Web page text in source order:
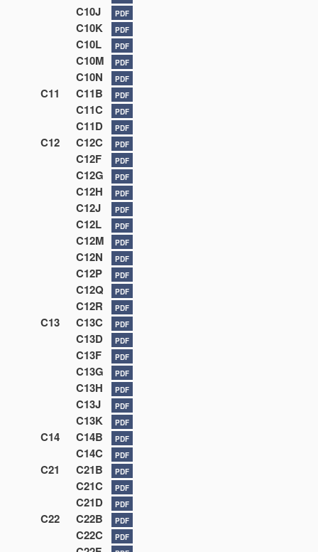
C10J PDF
C10K PDF
C10L PDF
C10M PDF
C10N PDF
C11 C11B PDF
C11C PDF
C11D PDF
C12 C12C PDF
C12F PDF
C12G PDF
C12H PDF
C12J PDF
C12L PDF
C12M PDF
C12N PDF
C12P PDF
C12Q PDF
C12R PDF
C13 C13C PDF
C13D PDF
C13F PDF
C13G PDF
C13H PDF
C13J PDF
C13K PDF
C14 C14B PDF
C14C PDF
C21 C21B PDF
C21C PDF
C21D PDF
C22 C22B PDF
C22C PDF